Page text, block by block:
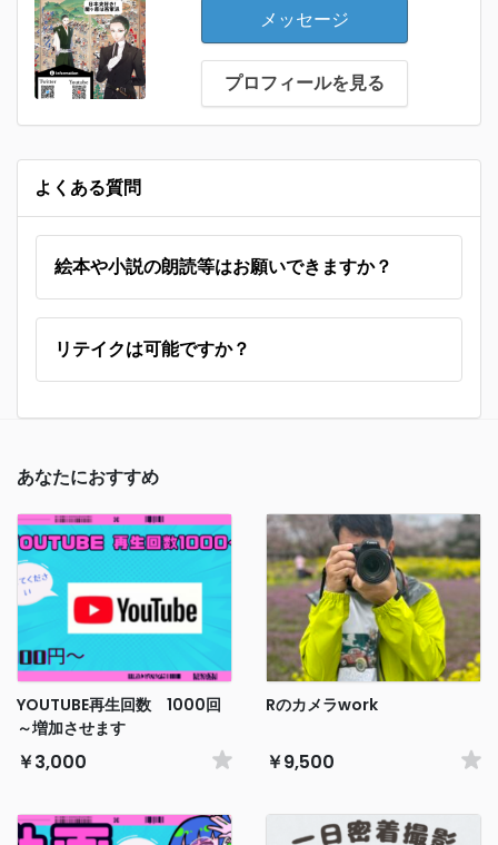
メッセージ
プロフィールを見る
よくある質問
絵本や小説の朗読等はお願いできますか？
リテイクは可能ですか？
あなたにおすすめ
YOUTUBE再生回数 1000回
～増加させます
￥3,000
Rのカメラwork
￥9,500